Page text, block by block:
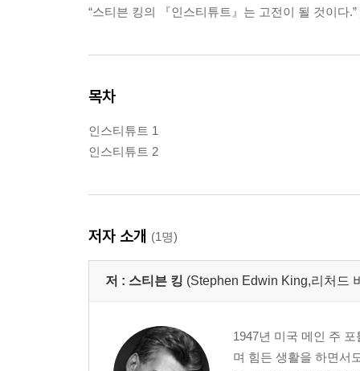
“스티븐 킹의 『인스티튜트』는 고전이 될 것이다
목차
인스티튜트 1
인스티튜트 2
저자 소개 (1명)
저 : 스티븐 킹 (Stephen Edwin King,리처드
1947년 미국 메인 주
며 힘든 생활을 하면서